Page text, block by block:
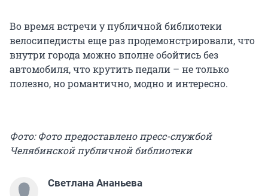
Во время встречи у публичной библиотеки
велосипедисты еще раз продемонстрировали, что
внутри города можно вполне обойтись без
автомобиля, что крутить педали – не только
полезно, но романтично, модно и интересно.
Фото: Фото предоставлено пресс-службой
Челябинской публичной библиотеки
Светлана Ананьева